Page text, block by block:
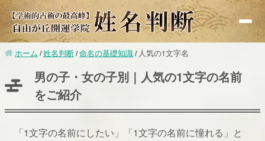
基礎知識
赤ちゃんの命名
無料鑑定
ホーム 姓名判断 命名の基礎知識 人気の1文字名
男の子・女の子別｜人気の1文字の名前
をご紹介
「1文字の名前にしたい」「1文字の名前に憧れる」と